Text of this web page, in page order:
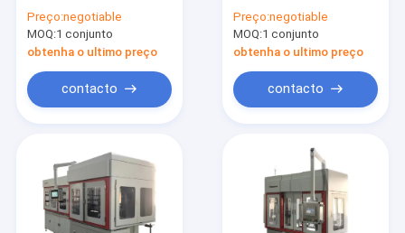
plano de alta
precisão
Preço:negotiable
MOQ:1 conjunto
obtenha o ultimo preço
contacto
Enrolamento
Automatizado de
Ferradura
Preço:negotiable
MOQ:1 conjunto
obtenha o ultimo preço
contacto